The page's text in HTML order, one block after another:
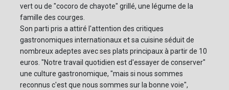
vert ou de "cocoro de chayote" grillé, une légume de la
famille des courges.
Son parti pris a attiré l'attention des critiques
gastronomiques internationaux et sa cuisine séduit de
nombreux adeptes avec ses plats principaux à partir de 10
euros. "Notre travail quotidien est d'essayer de conserver"
une culture gastronomique, "mais si nous sommes
reconnus c'est que nous sommes sur la bonne voie",